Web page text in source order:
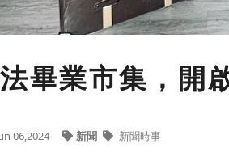
畢業市集，開
06,2024 新聞 新聞時事